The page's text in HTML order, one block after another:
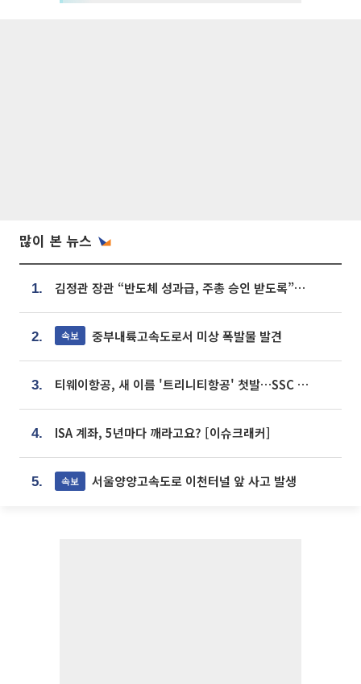
많이 본 뉴스
1. 김정관 장관 “반도체 성과급, 주총 승인 받도록”…상법·자본시장법 개정 시사
2. 속보 중부내륙고속도로서 미상 폭발물 발견
3. 티웨이항공, 새 이름 '트리니티항공' 첫발…SSC 전략 본격화
4. ISA 계좌, 5년마다 깨라고요? [이슈크래커]
5. 속보 서울양양고속도로 이천터널 앞 사고 발생